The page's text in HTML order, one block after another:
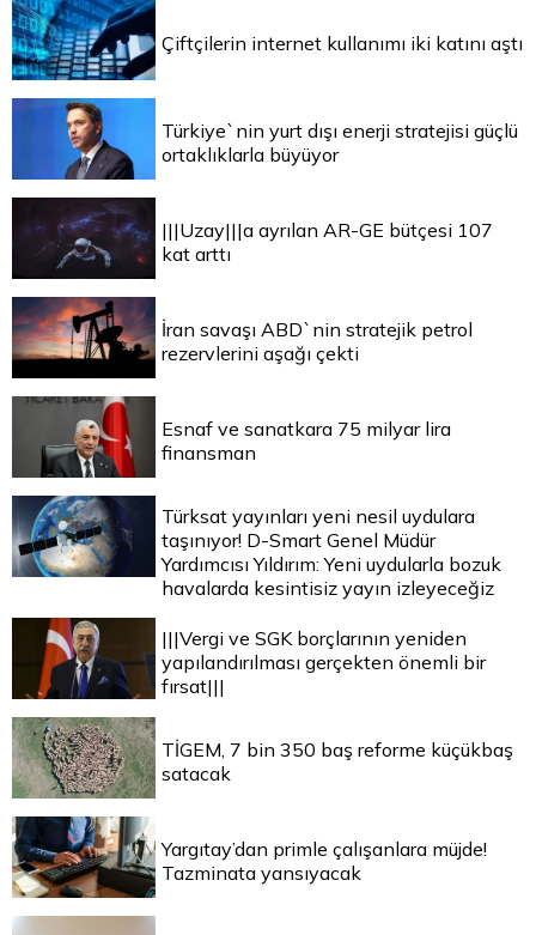
Çiftçilerin internet kullanımı iki katını aştı
Türkiye`nin yurt dışı enerji stratejisi güçlü
ortaklıklarla büyüyor
|||Uzay|||a ayrılan AR-GE bütçesi 107
kat arttı
İran savaşı ABD`nin stratejik petrol
rezervlerini aşağı çekti
Esnaf ve sanatkara 75 milyar lira
finansman
Türksat yayınları yeni nesil uydulara
taşınıyor! D-Smart Genel Müdür
Yardımcısı Yıldırım: Yeni uydularla bozuk
havalarda kesintisiz yayın izleyeceğiz
|||Vergi ve SGK borçlarının yeniden
yapılandırılması gerçekten önemli bir
fırsat|||
TİGEM, 7 bin 350 baş reforme küçükbaş
satacak
Yargıtay’dan primle çalışanlara müjde!
Tazminata yansıyacak